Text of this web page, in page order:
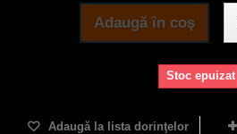
Adaugă în coş
Stoc epuizat
Adaugă la lista dorinţelor